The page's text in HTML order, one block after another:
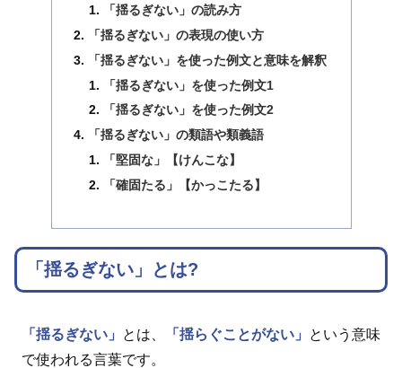
「揺るぎない」の読み方
「揺るぎない」の表現の使い方
「揺るぎない」を使った例文と意味を解釈
「揺るぎない」を使った例文1
「揺るぎない」を使った例文2
「揺るぎない」の類語や類義語
「堅固な」【けんこな】
「確固たる」【かっこたる】
「揺るぎない」とは?
「揺るぎない」 とは、 「揺らぐことがない」
という意味
で使われる言葉です。